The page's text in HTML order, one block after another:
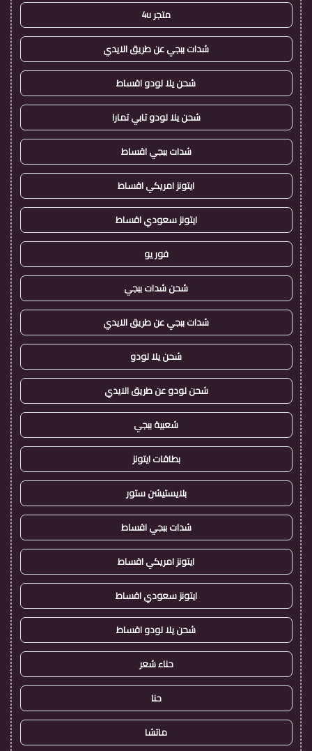
متجر 4u
شدات ببجي عن طريق الايدي
شحن يلا لودو اقساط
شحن يلا لودو تابي تمارا
شدات ببجي اقساط
ايتونز امريكي اقساط
ايتونز سعودي اقساط
فور يو
شحن شدات ببجي
شدات ببجي عن طريق الايدي
شحن يلا لودو
شحن لودو عن طريق الايدي
شعبية ببجي
بطاقات ايتونز
بلايستيشن ستور
شدات ببجي اقساط
ايتونز امريكي اقساط
ايتونز سعودي اقساط
شحن يلا لودو اقساط
حناء شعر
حنا
ماتشا